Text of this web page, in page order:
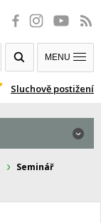
Sluchově postižení
MENU
Seminář